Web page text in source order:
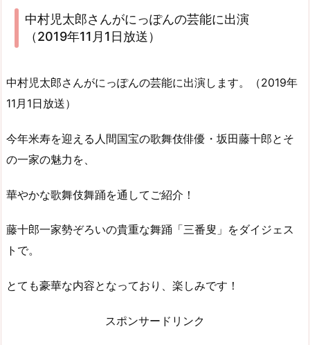
中村児太郎さんがにっぽんの芸能に出演
（2019年11月1日放送）
中村児太郎さんがにっぽんの芸能に出演します。（2019年
11月1日放送）
今年米寿を迎える人間国宝の歌舞伎俳優・坂田藤十郎とそ
の一家の魅力を、
華やかな歌舞伎舞踊を通してご紹介！
藤十郎一家勢ぞろいの貴重な舞踊「三番叟」をダイジェス
トで。
とても豪華な内容となっており、楽しみです！
スポンサードリンク